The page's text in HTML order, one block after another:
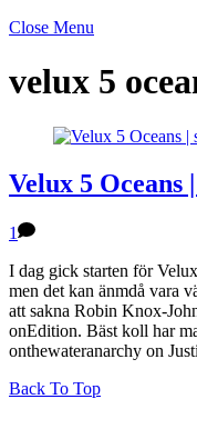
Close Menu
velux 5
Velux 5 Oceans
1
I dag gick starten för
men det kan änmdå vara
att sakna Robin Knox-
onEdition. Bäst koll har
onthewateranarchy on
Back To Top